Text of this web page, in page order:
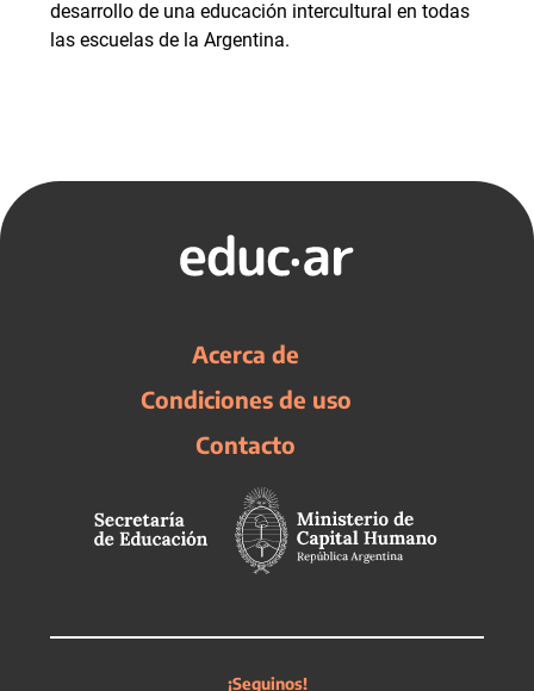
desarrollo de una educación intercultural en todas
las escuelas de la Argentina.
Acerca de
Condiciones de uso
Contacto
¡Seguinos!